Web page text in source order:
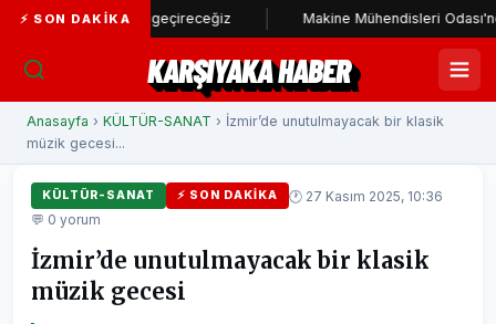
⚡ SON DAKIKA
hayata geçireceğiz Makine Mühendisleri Odası'ndan Başkan
KARŞIYAKA HABER
Anasayfa › KÜLTÜR-SANAT › İzmir’de unutulmayacak bir klasik
müzik gecesi...
KÜLTÜR-SANAT ⚡ SON DAKIKA
🕐 27 Kasım 2025, 10:36
💬 0 yorum
İzmir’de unutulmayacak bir klasik
müzik gecesi